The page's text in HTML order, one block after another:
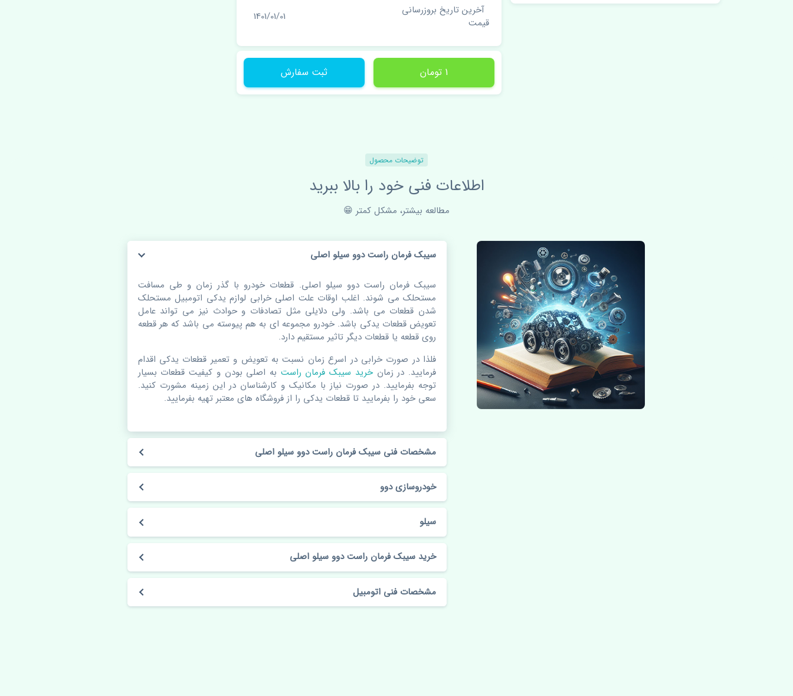
آخرین تاریخ بروزرسانی
قیمت
1401/01/01
1 تومان ثبت سفارش
توضیحات محصول
اطلاعات فنی خود را بالا ببرید
مطالعه بیشتر، مشکل کمتر 😁
سیبک فرمان راست دوو سیلو اصلی
سیبک فرمان راست دوو سیلو اصلی. قطعات خودرو با گذر زمان و طی مسافت
مستحلک می شوند. اغلب اوقات علت اصلی خرابی لوازم یدکی اتومبیل مستحلک
شدن قطعات می باشد. ولی دلایلی مثل تصادفات و حوادث نیز می تواند عامل
تعویض قطعات یدکی باشد. خودرو مجموعه ای به هم پیوسته می باشد که هر قطعه
روی قطعه یا قطعات دیگر تاثیر مستقیم دارد.
فلذا در صورت خرابی در اسرع زمان نسبت به تعویض و تعمیر قطعات یدکی اقدام
فرمایید. در زمانخرید سیبک فرمان راست به اصلی بودن و کیفیت قطعات بسیار
توجه بفرمایید. در صورت نیاز با مکانیک و کارشناسان در این زمینه مشورت کنید.
سعی خود را بفرمایید تا قطعات یدکی را از فروشگاه های معتبر تهیه بفرمایید.
مشخصات فنی سیبک فرمان راست دوو سیلو اصلی
خودروسازی دوو
سیلو
خرید سیبک فرمان راست دوو سیلو اصلی
مشخصات فنی اتومبیل